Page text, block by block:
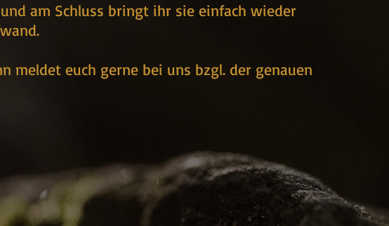
am Schluss bringt ihr sie einfach wieder
meldet euch gerne bei uns bzgl. der genauen